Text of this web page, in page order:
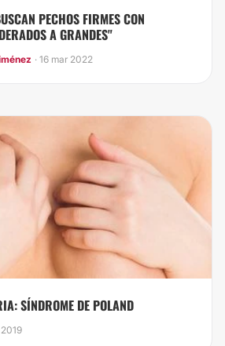
PECHOS FIRMES CON
A GRANDES"
· 16 mar 2022
SÍNDROME DE POLAND